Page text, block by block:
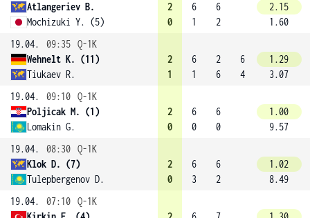
Atlangeriev B.
Mochizuki Y. (5)
2
0
6
1
6
2
2.15
1.60
19.04.
09:35 Q-1K
Wehnelt K. (11)
Tiukaev R.
2
1
6
1
2
6
6
4
1.29
3.07
19.04.
09:10 Q-1K
Poljicak M. (1)
Lomakin G.
2
0
6
0
6
0
1.00
9.57
19.04.
08:30 Q-1K
Klok D. (7)
Tulepbergenov D.
2
0
6
3
6
2
1.02
8.49
19.04.
07:10 Q-1K